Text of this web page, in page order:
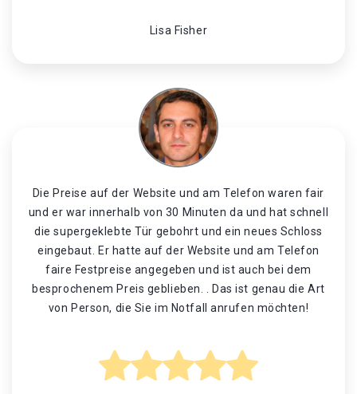
Lisa Fisher
Die Preise auf der Website und am Telefon waren fair
und er war innerhalb von 30 Minuten da und hat schnell
die supergeklebte Tür gebohrt und ein neues Schloss
eingebaut. Er hatte auf der Website und am Telefon
faire Festpreise angegeben und ist auch bei dem
besprochenem Preis geblieben. . Das ist genau die Art
von Person, die Sie im Notfall anrufen möchten!